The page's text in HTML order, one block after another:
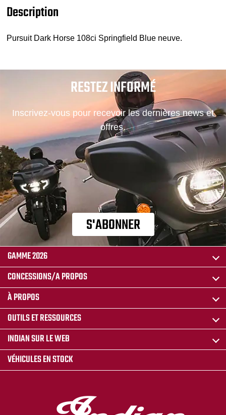
Description
Pursuit Dark Horse 108ci Springfield Blue neuve.
RESTEZ INFORMÉ
Inscrivez-vous pour recevoir les dernières news et
offres.
S'ABONNER
GAMME 2026
CONCESSIONS/A PROPOS
À PROPOS
OUTILS ET RESSOURCES
INDIAN SUR LE WEB
VÉHICULES EN STOCK